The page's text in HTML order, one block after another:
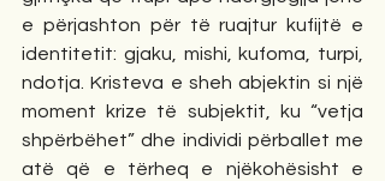
e përjashton për të ruajtur kufijtë e
identitetit: gjaku, mishi, kufoma, turpi,
ndotja. Kristeva e sheh abjektin si një
moment krize të subjektit, ku “vetja
shpërbëhet” dhe individi përballet me
atë që e tërheq e njëkohësisht e